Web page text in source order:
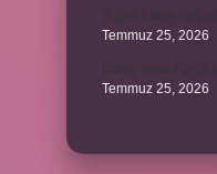
Temmuz 25, 2026
Temmuz 25, 2026